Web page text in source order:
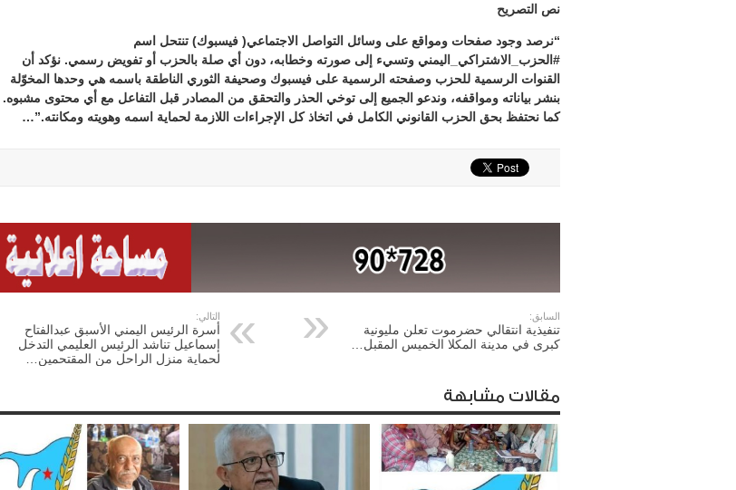
نص التصريح
“نرصد وجود صفحات ومواقع على وسائل التواصل الاجتماعي( فيسبوك) تنتحل اسم
#الحزب_الاشتراكي_اليمني وتسيء إلى صورته وخطابه، دون أي صلة بالحزب أو تفويض رسمي. نؤكد أن
القنوات الرسمية للحزب وصفحته الرسمية على فيسبوك وصحيفة الثوري الناطقة باسمه هي وحدها المخوّلة
بنشر بياناته ومواقفه، وندعو الجميع إلى توخي الحذر والتحقق من المصادر قبل التفاعل مع أي محتوى مشبوه.
كما نحتفظ بحق الحزب القانوني الكامل في اتخاذ كل الإجراءات اللازمة لحماية اسمه وهويته ومكانته.”…
السابق:
تنفيذية انتقالي حضرموت تعلن مليونية
كبرى في مدينة المكلا الخميس المقبل…
التالي:
أسرة الرئيس اليمني الأسبق عبدالفتاح
إسماعيل تناشد الرئيس العليمي التدخل
لحماية منزل الراحل من المقتحمين…
مقالات مشابهة